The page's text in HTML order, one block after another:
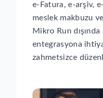
e-Fatura, e-arşiv,
meslek makbuzu
Mikro Run
entegrasyona
zahmetsizce